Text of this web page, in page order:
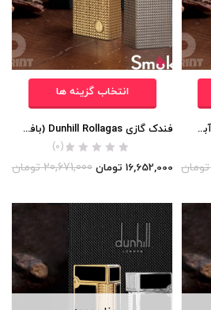
فندک گازی Dunhill Rollagas (آبی لاکی) اورجینال
تومان
انتخاب گزینه ها
فندک گازی Dunhill Rollagas (بافت خیلی ریز مربعی) اورجینال
(0)
16,652,000 تومان 20,671,000 تومان